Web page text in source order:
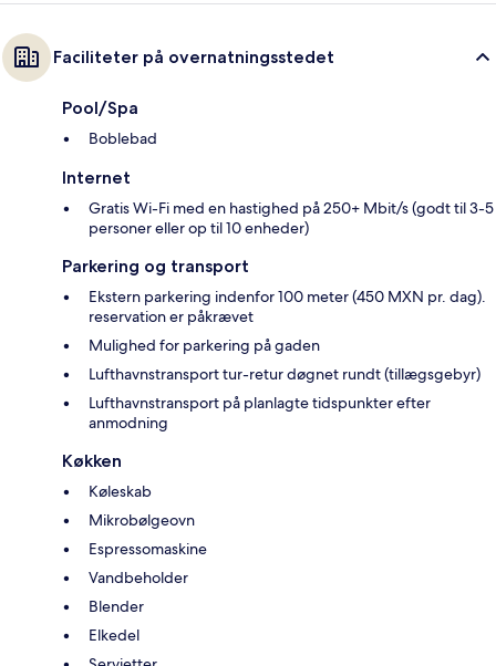
Faciliteter på overnatningsstedet
Pool/Spa
Boblebad
Internet
Gratis Wi-Fi med en hastighed på 250+ Mbit/s (godt til 3-5
personer eller op til 10 enheder)
Parkering og transport
Ekstern parkering indenfor 100 meter (450 MXN pr. dag).
reservation er påkrævet
Mulighed for parkering på gaden
Lufthavnstransport tur-retur døgnet rundt (tillægsgebyr)
Lufthavnstransport på planlagte tidspunkter efter
anmodning
Køkken
Køleskab
Mikrobølgeovn
Espressomaskine
Vandbeholder
Blender
Elkedel